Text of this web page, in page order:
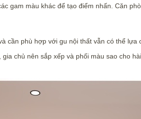
gam màu khác để tạo điểm nhấn. Căn
cần phù hợp với gu nội thất vẫn có thể
chủ nên sắp xếp và phối màu sao cho